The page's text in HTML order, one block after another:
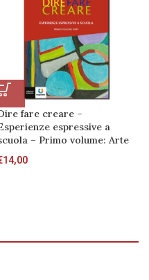
fare creare –
espressive a
– Primo volume: Arte
14,00